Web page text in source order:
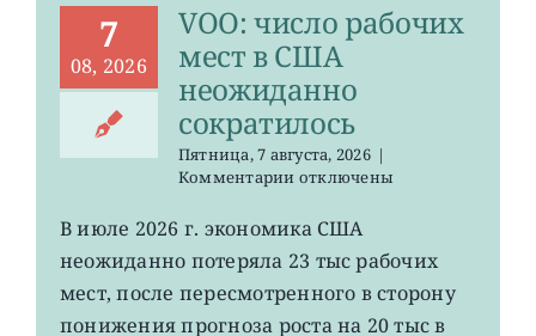
7
08, 2026
VOO: число рабочих
мест в США
неожиданно
сократилось
Пятница, 7 августа, 2026 |
Комментариик
VOO:
рабочих
мест
отключены
В июле 2026 г. экономика США
неожиданно потеряла 23 тыс рабочих
мест, после пересмотренного в сторону
понижения прогноза роста на 20 тыс в